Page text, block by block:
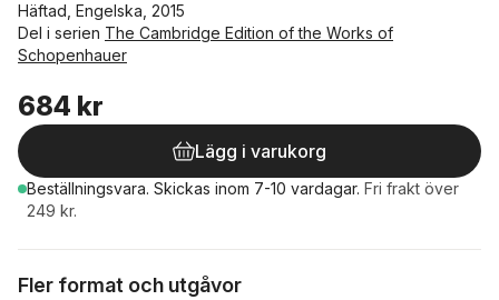
Häftad, Engelska, 2015
Del i serien The Cambridge Edition of the Works of
Schopenhauer
684 kr
Lägg i varukorg
Beställningsvara. Skickas inom 7-10 vardagar. Fri frakt över
249 kr.
Fler format och utgåvor